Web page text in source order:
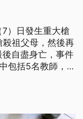
）日發生重大槍
祖父母，然後再
自盡身亡，事件
包括5名教師，另